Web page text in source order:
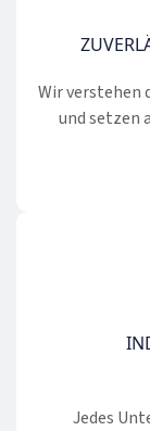
Wir verstehen
und setzen
Jedes